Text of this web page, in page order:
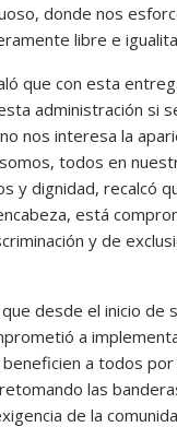
donde nos
libre e
que con esta
administración si
nos interesa la
todos en
y dignidad, recalcó
está
y de
desde el inicio de
a
a todos por
las
de la